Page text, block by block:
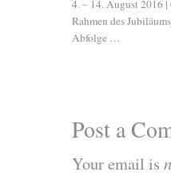
4. – 14. August 2016
Rahmen des
Abfolge …
Post a
Your email is